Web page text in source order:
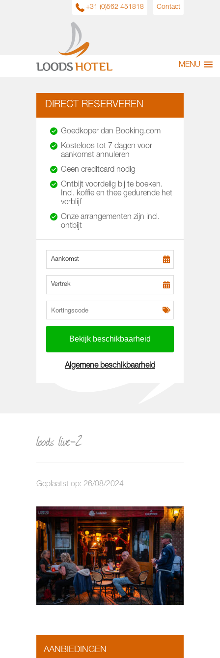
MENU
+31 (0)562 451818 Contact
DIRECT RESERVEREN
Goedkoper dan Booking.com
Kosteloos tot 7 dagen voor
aankomst annuleren
Geen creditcard nodig
Ontbijt voordelig bij te boeken.
Incl. koffie en thee gedurende het
verblijf
Onze arrangementen zijn incl.
ontbijt
Aankomst
Vertrek
Algemene beschikbaarheid
loods live-2
Geplaatst op: 26/08/2024
AANBIEDINGEN